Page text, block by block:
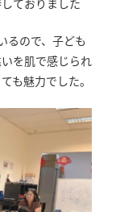
るので、子ども
を肌で感じられ
も魅力でした。